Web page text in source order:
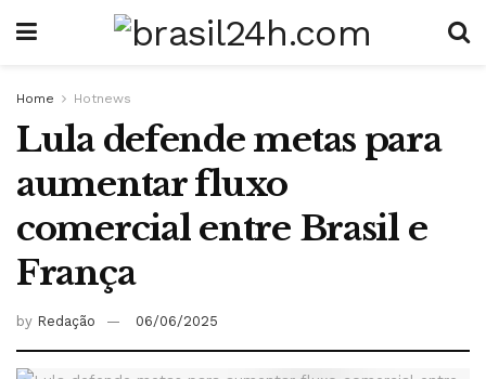
Home Hotnews
Lula defende metas para
aumentar fluxo
comercial entre Brasil e
França
by Redação 06/06/2025